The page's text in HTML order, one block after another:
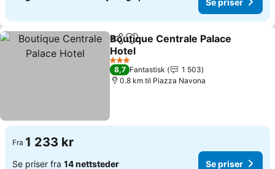
Del Legg til i favoritter
Boutique Centrale Palace
Hotel
Se priser
3 Stjerner
8,7 Fantastisk
1 503
0.8 km til Piazza Navona
Fra 1 233 kr
Se priser fra 14 nettsteder Se priser